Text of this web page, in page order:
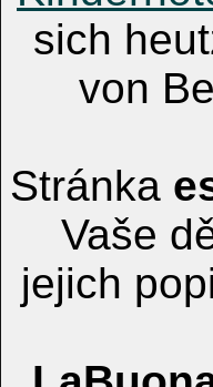
sich
von
Stránka
Vaše
jejich